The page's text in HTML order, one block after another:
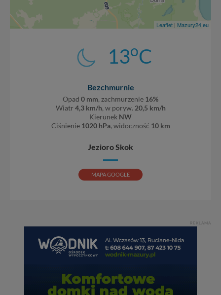
Leaflet | Mazury24.eu
13oC
Bezchmurnie
Opad 0 mm, zachmurzenie 16%
Wiatr 4,3 km/h, w poryw. 20,5 km/h
Kierunek NW
Ciśnienie 1020 hPa, widoczność 10 km
Jezioro Skok
MAPA GOOGLE
REKLAMA